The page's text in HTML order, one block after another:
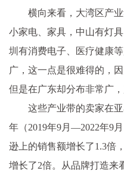
横向来看，大湾区产
小家电、家具，中山有灯
圳有消费电子、医疗健康
广，这一点是很难得的，
但是在广东却分布非常广
这些产业带的卖家在
年（2019年9月—2022年9
逊上的销售额增长了1.3倍
增长了2倍。从品牌打造来